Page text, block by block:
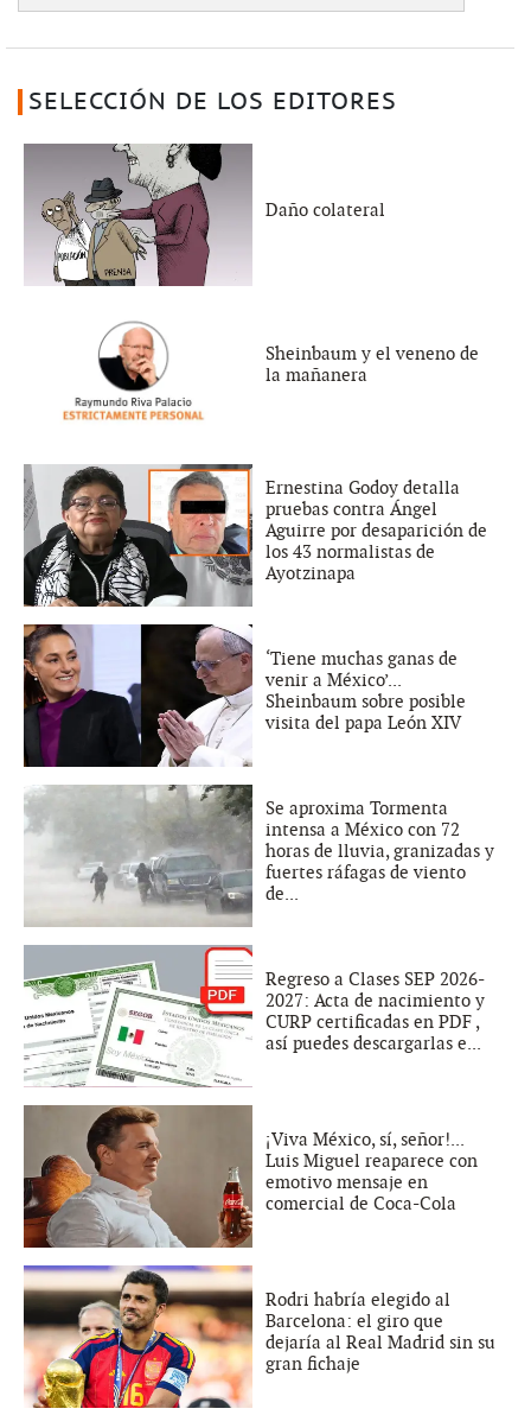
SELECCIÓN DE LOS EDITORES
Daño colateral
Sheinbaum y el veneno de
la mañanera
Ernestina Godoy detalla
pruebas contra Ángel
Aguirre por desaparición de
los 43 normalistas de
Ayotzinapa
‘Tiene muchas ganas de
venir a México’...
Sheinbaum sobre posible
visita del papa León XIV
Se aproxima Tormenta
intensa a México con 72
horas de lluvia, granizadas y
fuertes ráfagas de viento
de...
Regreso a Clases SEP 2026-
2027: Acta de nacimiento y
CURP certificadas en PDF ,
así puedes descargarlas e...
¡Viva México, sí, señor!...
Luis Miguel reaparece con
emotivo mensaje en
comercial de Coca-Cola
Rodri habría elegido al
Barcelona: el giro que
dejaría al Real Madrid sin su
gran fichaje